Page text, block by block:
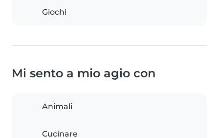
Giochi
Mi sento a mio agio con
Animali
Cucinare